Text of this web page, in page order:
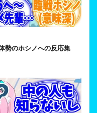
勢のホシノへの反応集